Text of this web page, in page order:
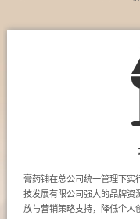
膏药铺在总公司统一管理下实
技发展有限公司强大的品牌资
放与营销策略支持，降低个人